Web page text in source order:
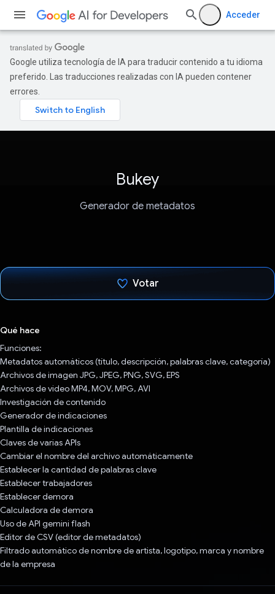
Acceder
Google utiliza tecnología de IA para traducir contenido a tu idioma
preferido. Las traducciones realizadas con IA pueden contener
errores.
Bukey
Generador de metadatos
Votar
Qué hace
Funciones:
Metadatos automáticos (título, descripción, palabras clave, categoría)
Archivos de imagen JPG, JPEG, PNG, SVG, EPS
Archivos de video MP4, MOV, MPG, AVI
Investigación de contenido
Generador de indicaciones
Plantilla de indicaciones
Claves de varias APIs
Cambiar el nombre del archivo automáticamente
Establecer la cantidad de palabras clave
Establecer trabajadores
Establecer demora
Calculadora de demora
Uso de API gemini flash
Editor de CSV (editor de metadatos)
Filtrado automático de nombre de artista, logotipo, marca y nombre
de la empresa